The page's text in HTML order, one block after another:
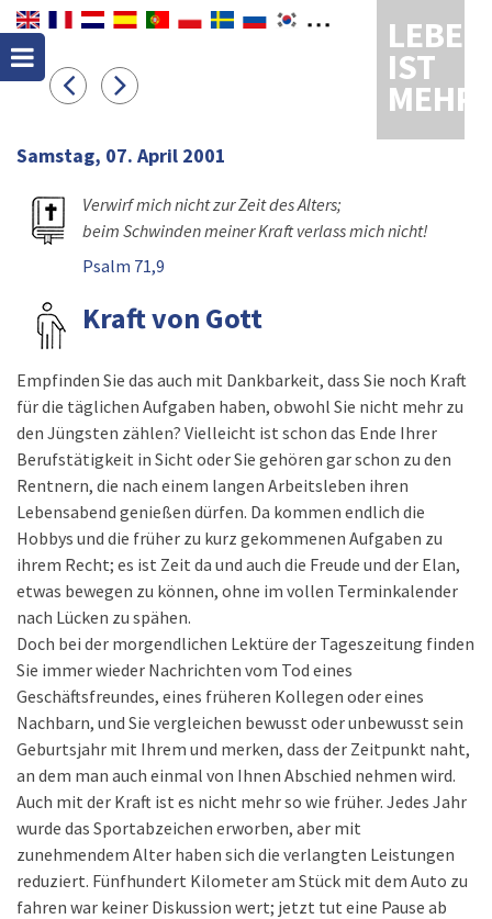
LEBEN
IST
MEHR
Samstag, 07. April 2001
Verwirf mich nicht zur Zeit des Alters;
beim Schwinden meiner Kraft verlass mich nicht!
Psalm 71,9
Kraft von Gott
Empfinden Sie das auch mit Dankbarkeit, dass Sie noch Kraft
für die täglichen Aufgaben haben, obwohl Sie nicht mehr zu
den Jüngsten zählen? Vielleicht ist schon das Ende Ihrer
Berufstätigkeit in Sicht oder Sie gehören gar schon zu den
Rentnern, die nach einem langen Arbeitsleben ihren
Lebensabend genießen dürfen. Da kommen endlich die
Hobbys und die früher zu kurz gekommenen Aufgaben zu
ihrem Recht; es ist Zeit da und auch die Freude und der Elan,
etwas bewegen zu können, ohne im vollen Terminkalender
nach Lücken zu spähen.
Doch bei der morgendlichen Lektüre der Tageszeitung finden
Sie immer wieder Nachrichten vom Tod eines
Geschäftsfreundes, eines früheren Kollegen oder eines
Nachbarn, und Sie vergleichen bewusst oder unbewusst sein
Geburtsjahr mit Ihrem und merken, dass der Zeitpunkt naht,
an dem man auch einmal von Ihnen Abschied nehmen wird.
Auch mit der Kraft ist es nicht mehr so wie früher. Jedes Jahr
wurde das Sportabzeichen erworben, aber mit
zunehmendem Alter haben sich die verlangten Leistungen
reduziert. Fünfhundert Kilometer am Stück mit dem Auto zu
fahren war keiner Diskussion wert; jetzt tut eine Pause ab